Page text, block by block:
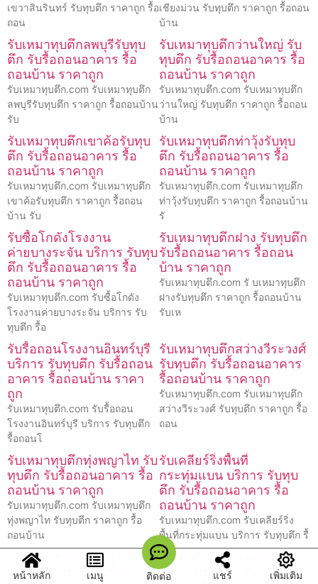
เขวาสินรินทร์ รับทุบตึก ราคาถูก รื้อ
ถอน
เชียงม่วน รับทุบตึก ราคาถูก รื้อถอน
บ้าน
รับเหมาทุบตึกลพบุรีรับทุบ
ตึก รับรื้อถอนอาคาร รื้อ
ถอนบ้าน ราคาถูก
รับเหมาทุบตึก.com รับเหมาทุบตึก
ลพบุรีรับทุบตึก ราคาถูก รื้อถอนบ้าน
รับ
รับเหมาทุบตึกว่านใหญ่ รับ
ทุบตึก รับรื้อถอนอาคาร รื้อ
ถอนบ้าน ราคาถูก
รับเหมาทุบตึก.com รับเหมาทุบตึก
ว่านใหญ่ รับทุบตึก ราคาถูก รื้อถอน
บ้าน
รับเหมาทุบตึกเขาค้อรับทุบ
ตึก รับรื้อถอนอาคาร รื้อ
ถอนบ้าน ราคาถูก
รับเหมาทุบตึก.com รับเหมาทุบตึก
เขาค้อรับทุบตึก ราคาถูก รื้อถอน
บ้าน รับ
รับเหมาทุบตึกท่าวุ้งรับทุบ
ตึก รับรื้อถอนอาคาร รื้อ
ถอนบ้าน ราคาถูก
รับเหมาทุบตึก.com รับเหมาทุบตึก
ท่าวุ้งรับทุบตึก ราคาถูก รื้อถอนบ้าน
รั
รับซื้อโกดังโรงงาน
ค่ายบางระจัน บริการ รับทุบ
ตึก รับรื้อถอนอาคาร รื้อ
ถอนบ้าน ราคาถูก
รับเหมาทุบตึก.com รับซื้อโกดัง
โรงงานค่ายบางระจัน บริการ รับ
ทุบตึก รื้อ
รับเหมาทุบตึกฝาง รับทุบตึก
รับรื้อถอนอาคาร รื้อถอน
บ้าน ราคาถูก
รับเหมาทุบตึก.com รั บเหมาทุบตึก
ฝางรับทุบตึก ราคาถูก รื้อถอนบ้าน
รับเห
รับรื้อถอนโรงงานอินทร์บุรี
บริการ รับทุบตึก รับรื้อถอน
อาคาร รื้อถอนบ้าน ราคา
ถูก
รับเหมาทุบตึก.com รับรื้อถอน
โรงงานอินทร์บุรี บริการ รับทุบตึก
รื้อถอนโ
รับเหมาทุบตึกสว่างวีระวงศ์
รับทุบตึก รับรื้อถอนอาคาร
รื้อถอนบ้าน ราคาถูก
รับเหมาทุบตึก.com รับเหมาทุบตึก
สว่างวีระวงศ์ รับทุบตึก ราคาถูก รื้อ
ถอน
รับเหมาทุบตึกทุ่งพญาไท รับ
ทุบตึก รับรื้อถอนอาคาร รื้อ
ถอนบ้าน ราคาถูก
รับเหมาทุบตึก.com รับเหมาทุบตึก
ทุ่งพญาไท รับทุบตึก ราคาถูก รื้อ
ถอนบ้าน
รับเคลียร์ริ่งพื้นที่
กระทุ่มแบน บริการ รับทุบ
ตึก รับรื้อถอนอาคาร รื้อ
ถอนบ้าน ราคาถูก
รับเหมาทุบตึก.com รับเคลียร์ริ่ง
พื้นที่กระทุ่มแบน บริการ รับทุบตึก รื้
รับเหมาทุบตึกถนนราช
มนตรี รับทุบตึก รับรื้อถอน
รับเหมาทุบตึกคลองตัน
เหนือ รับทุบตึก รับรื้อถอน
หน้าหลัก เมนู ติดต่อ แชร์ เพิ่มเติม